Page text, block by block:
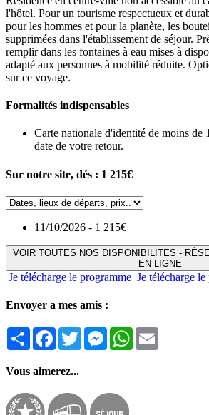
l'hôtel. Pour un tourisme respectueux et
pour les hommes et pour la planète, les
supprimées dans l'établissement de séjour.
remplir dans les fontaines à eau mises à
adapté aux personnes à mobilité réduite.
sur ce voyage.
Formalités indispensables
Carte nationale d'identité de moins de
date de votre retour.
Sur notre site, dés : 1 215€
11/10/2026 - 1 215€
VOIR TOUTES NOS DISPONIBILITES - RÉSERVATION SECURISEE
EN LIGNE
Je télécharge le programme Je télécharge
Envoyer a mes amis :
PartagerFacebook
TwitterMessengerWhatsApp
Vous aimerez...